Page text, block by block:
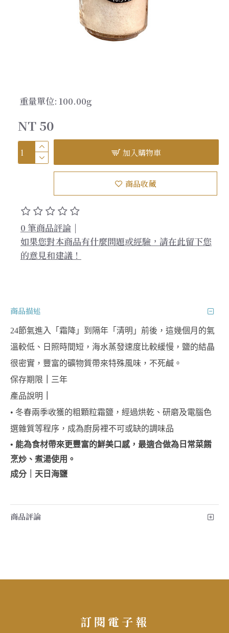
0 筆商品評論 |
如果您對本商品有什麼問題或經驗，請在此留下您
的意見和建議！
NT 50
重量單位: 100.00g
加入購物車
商品收藏
商品描述
24節氣進入「霜降」到隔年「清明」前後，這幾個月的氣
溫較低、日照時間短，海水蒸發速度比較緩慢，鹽的結晶
很密實，豐富的礦物質帶來特殊風味，不死鹹。
保存期限
三年
產品說明
• 冬春兩季收獲的粗顆粒霜鹽，經過烘乾、研磨及電腦色
選雜質等程序，成為廚房裡不可或缺的調味品
• 能為食材帶來更豐富的鮮美口感，最適合做為日常菜餚
烹炒、煮湯使用。
成分｜ 天日海鹽
商品評論
訂閱電子報